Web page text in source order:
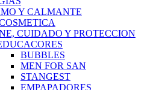
Y CALMANTE
CUIDADO Y PROTECCION
BUBBLES
MEN FOR SAN
STANGEST
EMPAPADORES